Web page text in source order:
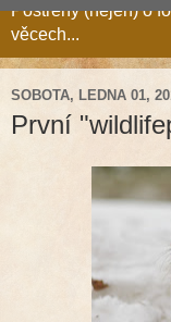
Postřehy (nejen) o
věcech...
SOBOTA, LEDNA 01,
První